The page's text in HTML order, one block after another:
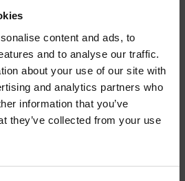
content and ads, to
and to analyse our traffic.
about your use of our site with
and analytics partners who
information that you’ve
they’ve collected from your use
hanno un
miliardi di euro
Ristorazione 2026 di
confermano la tenuta
del comparto
NEWSLETTER